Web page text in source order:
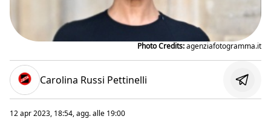
Photo Credits:agenziafotogramma.it
Carolina Russi Pettinelli
12 apr 2023, 18:54, agg. alle 19:00